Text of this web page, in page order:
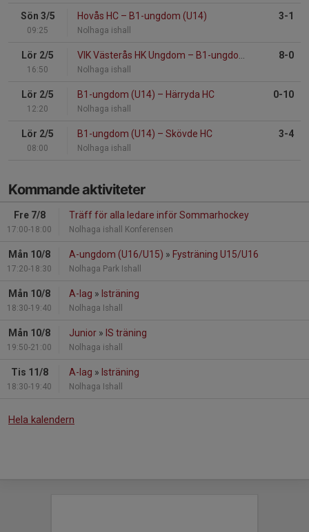
Sön 3/5
09:25
Hovås HC – B1-ungdom (U14)
Nolhaga ishall
3-1
Lör 2/5
16:50
VIK Västerås HK Ungdom – B1-ungdom (U14)
Nolhaga ishall
8-0
Lör 2/5
12:20
B1-ungdom (U14) – Härryda HC
Nolhaga ishall
0-10
Lör 2/5
08:00
B1-ungdom (U14) – Skövde HC
Nolhaga ishall
3-4
Kommande aktiviteter
Fre 7/8
17:00-18:00
Träff för alla ledare inför Sommarhockey
Nolhaga ishall Konferensen
Mån 10/8
17:20-18:30
A-ungdom (U16/U15) » Fysträning U15/U16
Nolhaga Park Ishall
Mån 10/8
18:30-19:40
A-lag » Isträning
Nolhaga Ishall
Mån 10/8
19:50-21:00
Junior » IS träning
Nolhaga ishall
Tis 11/8
18:30-19:40
A-lag » Isträning
Nolhaga Ishall
Hela kalendern